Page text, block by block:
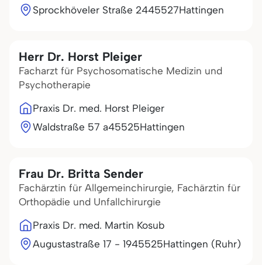
Sprockhöveler Straße 2445527Hattingen
Herr Dr. Horst Pleiger
Facharzt für Psychosomatische Medizin und
Psychotherapie
Praxis Dr. med. Horst Pleiger
Waldstraße 57 a45525Hattingen
Frau Dr. Britta Sender
Fachärztin für Allgemeinchirurgie, Fachärztin für
Orthopädie und Unfallchirurgie
Praxis Dr. med. Martin Kosub
Augustastraße 17 - 1945525Hattingen (Ruhr)